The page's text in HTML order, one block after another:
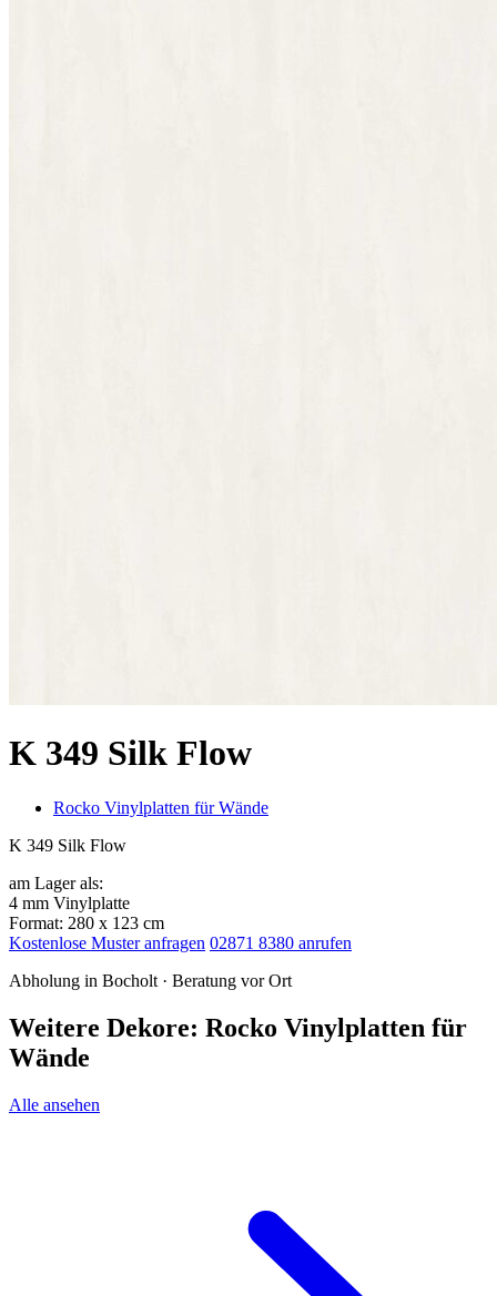
K 349 Silk Flow
Rocko Vinylplatten für Wände
K 349 Silk Flow
am Lager als:
4 mm Vinylplatte
Format: 280 x 123 cm
Kostenlose Muster anfragen 02871 8380 anrufen
Abholung in Bocholt · Beratung vor Ort
Weitere Dekore: Rocko Vinylplatten für
Wände
Alle ansehen